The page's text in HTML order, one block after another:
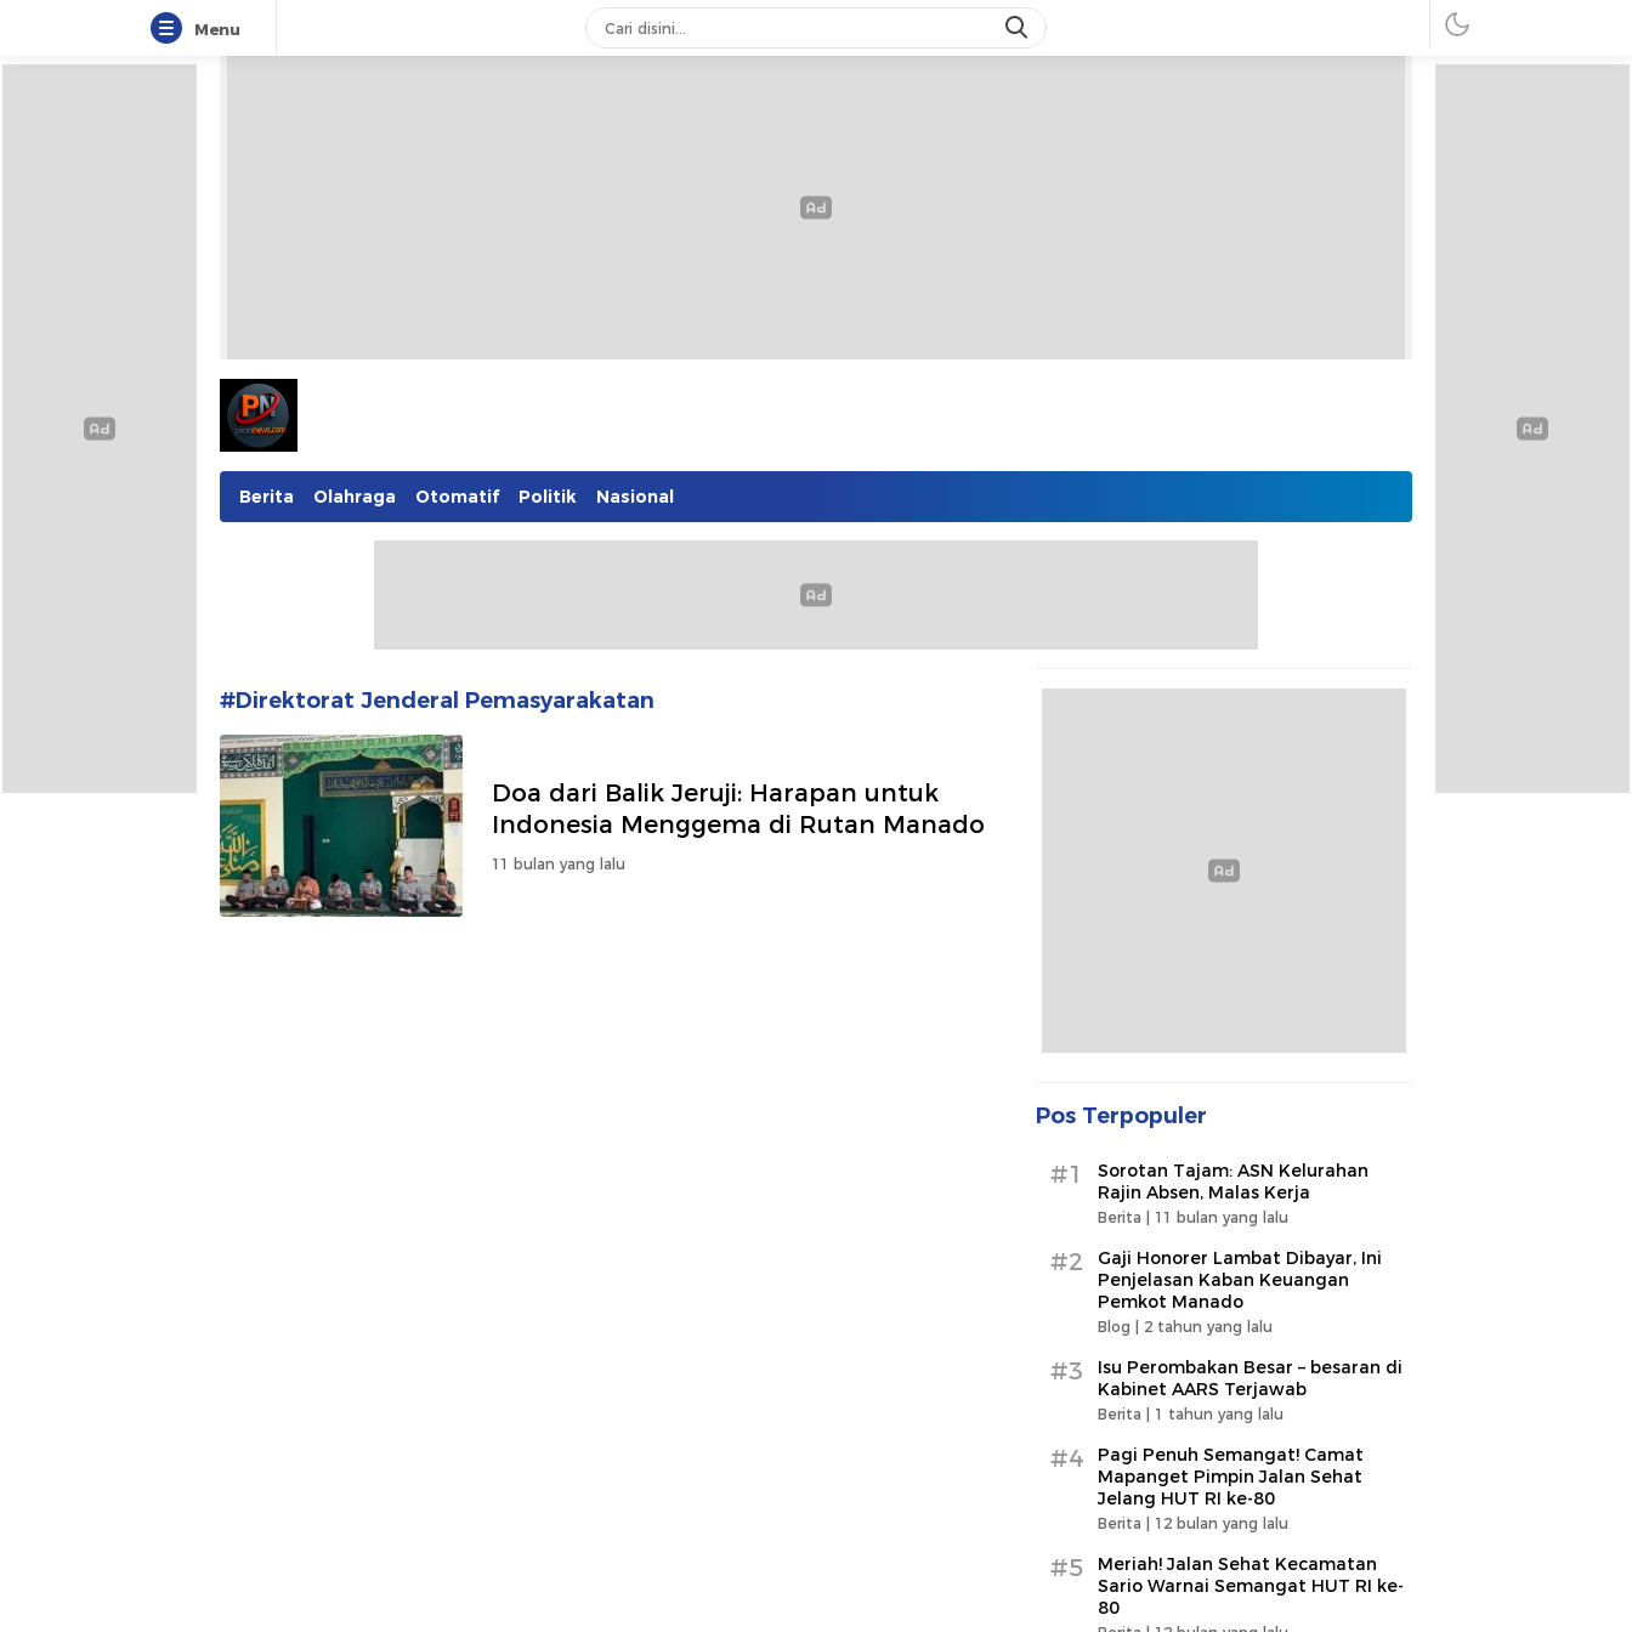
Menu
Pionnews
Berita Olahraga Otomatif Politik Nasional
#Direktorat Jenderal Pemasyarakatan
Doa dari Balik Jeruji: Harapan untuk
Indonesia Menggema di Rutan Manado
11 bulan yang lalu
Pos Terpopuler
#1
Sorotan Tajam: ASN Kelurahan
Rajin Absen, Malas Kerja
Berita | 11 bulan yang lalu
#2
Gaji Honorer Lambat Dibayar, Ini
Penjelasan Kaban Keuangan
Pemkot Manado
Blog | 2 tahun yang lalu
#3
Isu Perombakan Besar – besaran di
Kabinet AARS Terjawab
Berita | 1 tahun yang lalu
#4
Pagi Penuh Semangat! Camat
Mapanget Pimpin Jalan Sehat
Jelang HUT RI ke-80
Berita | 12 bulan yang lalu
#5
Meriah! Jalan Sehat Kecamatan
Sario Warnai Semangat HUT RI ke-
80